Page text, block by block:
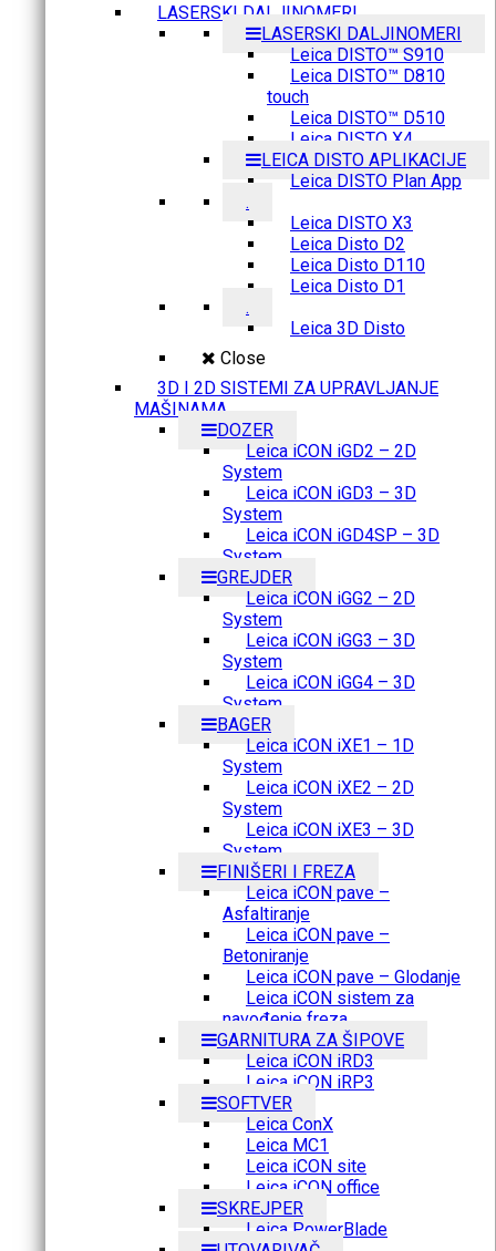
LASERSKI DALJINOMERI
LASERSKI DALJINOMERI
Leica DISTO™ S910
Leica DISTO™ D810
touch
Leica DISTO™ D510
Leica DISTO X4
LEICA DISTO APLIKACIJE
Leica DISTO Plan App
.
Leica DISTO X3
Leica Disto D2
Leica Disto D110
Leica Disto D1
.
Leica 3D Disto
Close
3D I 2D SISTEMI ZA UPRAVLJANJE
MAŠINAMA
DOZER
Leica iCON iGD2 – 2D
System
Leica iCON iGD3 – 3D
System
Leica iCON iGD4SP – 3D
System
GREJDER
Leica iCON iGG2 – 2D
System
Leica iCON iGG3 – 3D
System
Leica iCON iGG4 – 3D
System
BAGER
Leica iCON iXE1 – 1D
System
Leica iCON iXE2 – 2D
System
Leica iCON iXE3 – 3D
System
FINIŠERI I FREZA
Leica iCON pave –
Asfaltiranje
Leica iCON pave –
Betoniranje
Leica iCON pave – Glodanje
Leica iCON sistem za
navođenje freza
GARNITURA ZA ŠIPOVE
Leica iCON iRD3
Leica iCON iRP3
SOFTVER
Leica ConX
Leica MC1
Leica iCON site
Leica iCON office
SKREJPER
Leica PowerBlade